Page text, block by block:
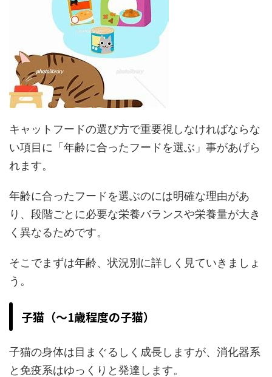
キャットフードの選び方で重要視しなければならな
い項目に「年齢に合ったフードを選ぶ」事があげら
れます。
年齢に合ったフードを選ぶのには明確な理由があ
り、段階ごとに必要な栄養バランスや栄養量が大き
く異なるためです。
そこでまずは年齢、状況別に詳しく見ていきましょ
う。
子猫（～1歳程度の子猫）
子猫の身体は目まぐるしく成長しますが、消化器系
と免疫系はゆっくりと発達します。